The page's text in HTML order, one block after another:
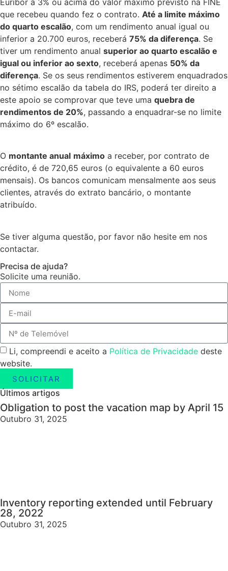
Euribor a 3% ou acima do valor máximo previsto na FINE
que recebeu quando fez o contrato. Até a limite máximo
do quarto escalão, com um rendimento anual igual ou
inferior a 20.700 euros, receberá 75% da diferença. Se
tiver um rendimento anual superior ao quarto escalão e
igual ou inferior ao sexto, receberá apenas 50% da
diferença. Se os seus rendimentos estiverem enquadrados
no sétimo escalão da tabela do IRS, poderá ter direito a
este apoio se comprovar que teve uma quebra de
rendimentos de 20%, passando a enquadrar-se no limite
máximo do 6º escalão.
O montante anual máximo a receber, por contrato de
crédito, é de 720,65 euros (o equivalente a 60 euros
mensais). Os bancos comunicam mensalmente aos seus
clientes, através do extrato bancário, o montante
atribuído.
Se tiver alguma questão, por favor não hesite em nos
contactar.
Precisa de ajuda?
Solicite uma reunião.
Li, compreendi e aceito a Política de Privacidade deste
website.
SOLICITAR
Últimos artigos
Obligation to post the vacation map by April 15
Outubro 31, 2025
Inventory reporting extended until February
28, 2022
Outubro 31, 2025